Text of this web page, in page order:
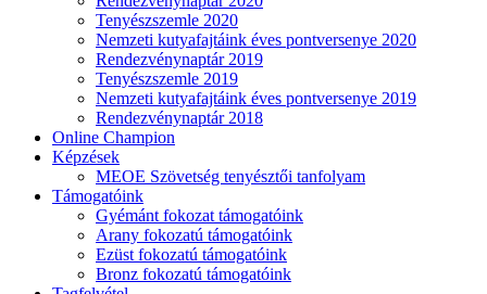
Tenyészszemle 2020
Nemzeti kutyafajtáink éves pontversenye 2020
Rendezvénynaptár 2019
Tenyészszemle 2019
Nemzeti kutyafajtáink éves pontversenye 2019
Rendezvénynaptár 2018
Online Champion
Képzések
MEOE Szövetség tenyésztői tanfolyam
Támogatóink
Gyémánt fokozat támogatóink
Arany fokozatú támogatóink
Ezüst fokozatú támogatóink
Bronz fokozatú támogatóink